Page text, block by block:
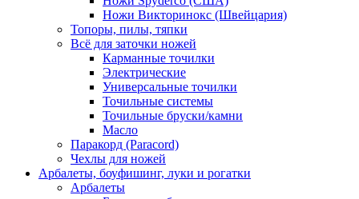
Ножи Викторинокс (Швейцария)
Топоры, пилы, тяпки
Всё для заточки ножей
Карманные точилки
Электрические
Универсальные точилки
Точильные системы
Точильные бруски/камни
Масло
Паракорд (Paracord)
Чехлы для ножей
Арбалеты, боуфишинг, луки и рогатки
Арбалеты